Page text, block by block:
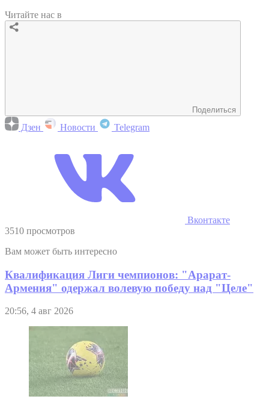
Читайте нас в
Поделиться
Дзен Новости Telegram
Вконтакте
3510 просмотров
Вам может быть интересно
Квалификация Лиги чемпионов: "Арарат-
Армения" одержал волевую победу над "Целе"
20:56, 4 авг 2026